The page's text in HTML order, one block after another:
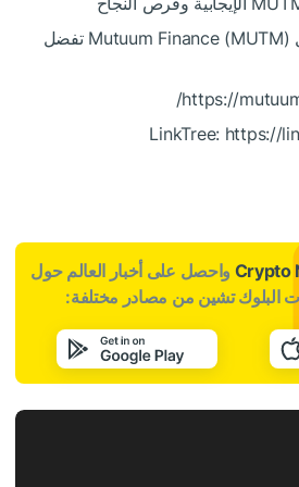
لمزيد من المعلومات حول Mutuum Finance (MUTM) تفضل
LinkTree: https://
Crypto واحصل على أخبار العالم حول
البلوك تشين من مصادر مختلفة: